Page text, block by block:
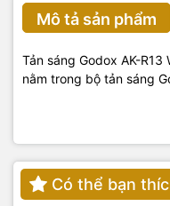
Mô tả sản phẩm
Tản sáng Godox AK-
nằm trong bộ tản sáng
Có thể bạn